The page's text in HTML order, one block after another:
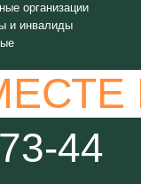
организации
и инвалиды
44